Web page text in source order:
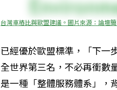
台灣車樁比與歐盟建議。圖片來源：論壇
已經優於歐盟標準，「下一
全世界第三名，不必再衝數
是一種「整體服務體系」，